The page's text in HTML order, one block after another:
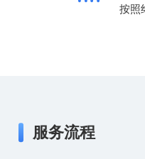
按照
服务流程